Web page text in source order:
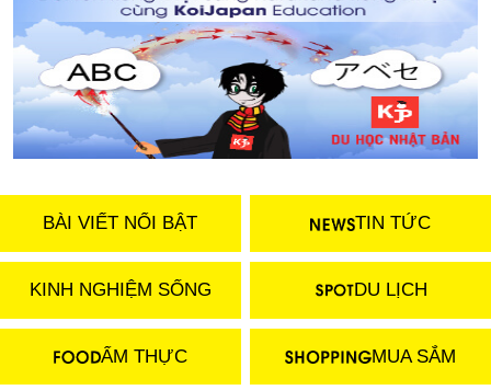
BÀI VIẾT NỔI BẬT TIN TỨC
KINH NGHIỆM SỐNG DU LỊCH
ẨM THỰC MUA SẮM